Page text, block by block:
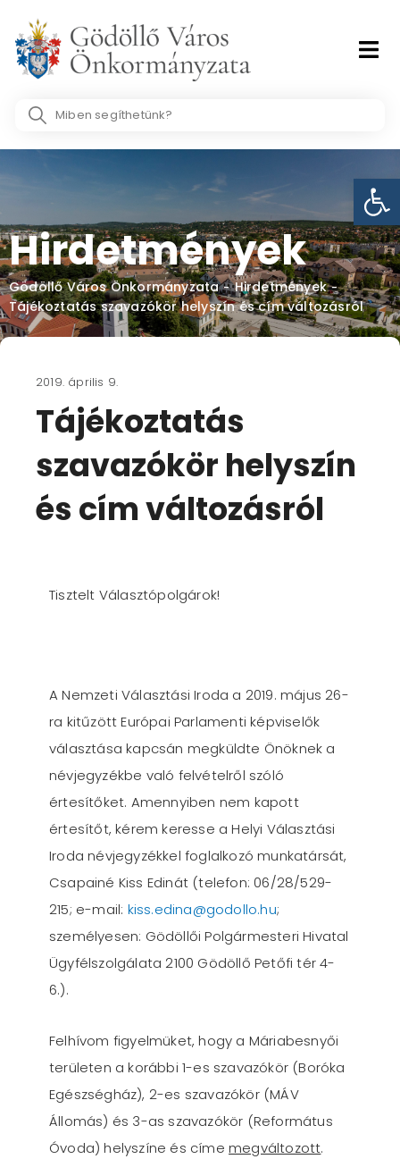
content
Search
Hirdetmények
Gödöllő Város Önkormányzata - Hirdetmények -
Tájékoztatás szavazókör helyszín és cím változásról
2019. április 9.
Tájékoztatás
szavazókör helyszín
és cím változásról
Tisztelt Választópolgárok!
A Nemzeti Választási Iroda a 2019. május 26-
ra kitűzött Európai Parlamenti képviselők
választása kapcsán megküldte Önöknek a
névjegyzékbe való felvételről szóló
értesítőket. Amennyiben nem kapott
értesítőt, kérem keresse a Helyi Választási
Iroda névjegyzékkel foglalkozó munkatársát,
Csapainé Kiss Edinát (telefon: 06/28/529-
215; e-mail: kiss.edina@godollo.hu;
személyesen: Gödöllői Polgármesteri Hivatal
Ügyfélszolgálata 2100 Gödöllő Petőfi tér 4-
6.).
Felhívom figyelmüket, hogy a Máriabesnyői
területen a korábbi 1-es szavazókör (Boróka
Egészségház), 2-es szavazókör (MÁV
Állomás) és 3-as szavazókör (Református
Óvoda) helyszíne és címe megváltozott.